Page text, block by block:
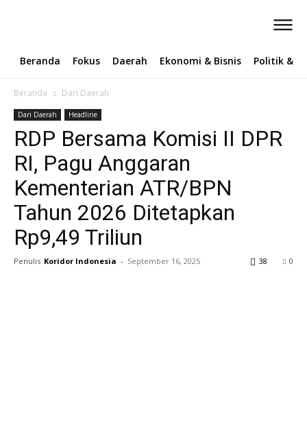
Beranda Fokus Daerah Ekonomi & Bisnis Politik &
Beranda Dari Daerah
Dari Daerah Headline
RDP Bersama Komisi II DPR
RI, Pagu Anggaran
Kementerian ATR/BPN
Tahun 2026 Ditetapkan
Rp9,49 Triliun ‎
Penulis Koridor Indonesia - September 16, 2025 0
38